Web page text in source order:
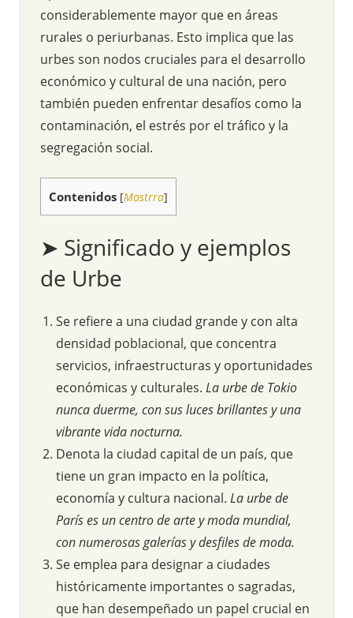
considerablemente mayor que en áreas
rurales o periurbanas. Esto implica que las
urbes son nodos cruciales para el desarrollo
económico y cultural de una nación, pero
también pueden enfrentar desafíos como la
contaminación, el estrés por el tráfico y la
segregación social.
Contenidos [Mostrra]
➤ Significado y ejemplos
de Urbe
Se refiere a una ciudad grande y con alta
densidad poblacional, que concentra
servicios, infraestructuras y oportunidades
económicas y culturales. La urbe de Tokio
nunca duerme, con sus luces brillantes y una
vibrante vida nocturna.
Denota la ciudad capital de un país, que
tiene un gran impacto en la política,
economía y cultura nacional. La urbe de
París es un centro de arte y moda mundial,
con numerosas galerías y desfiles de moda.
Se emplea para designar a ciudades
históricamente importantes o sagradas,
que han desempeñado un papel crucial en